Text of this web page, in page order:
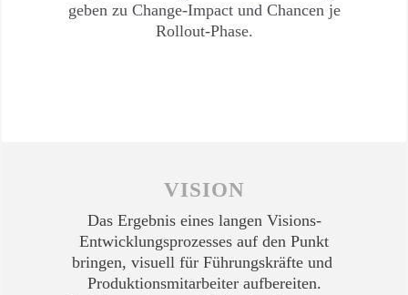
geben zu Change-Impact und Chancen je
Rollout-Phase.
VISION
Das Ergebnis eines langen Visions-
Entwicklungsprozesses auf den Punkt
bringen, visuell für Führungskräfte und
Produktionsmitarbeiter aufbereiten.